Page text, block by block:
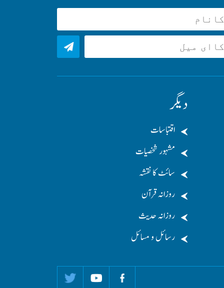
دیگر
اقتباسات
مشہور شخصیات
سائٹ کا نقشہ
روزانہ قرآن
روزانہ حدیث
رسائل و مسائل